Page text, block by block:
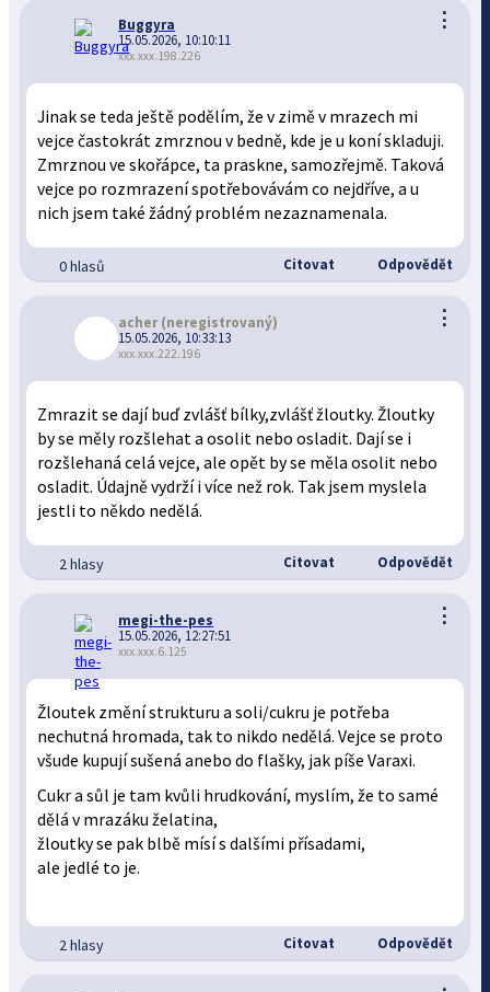
⋮
Buggyra
15.05.2026, 10:10:11
xxx.xxx.198.226
Jinak se teda ještě podělím, že v zimě v mrazech mi
vejce častokrát zmrznou v bedně, kde je u koní skladuji.
Zmrznou ve skořápce, ta praskne, samozřejmě. Taková
vejce po rozmrazení spotřebovávám co nejdříve, a u
nich jsem také žádný problém nezaznamenala.
0 hlasů Citovat Odpovědět
⋮
acher(neregistrovaný)
15.05.2026, 10:33:13
xxx.xxx.222.196
Zmrazit se dají buď zvlášť bílky,zvlášť žloutky. Žloutky
by se měly rozšlehat a osolit nebo osladit. Dají se i
rozšlehaná celá vejce, ale opět by se měla osolit nebo
osladit. Údajně vydrží i více než rok. Tak jsem myslela
jestli to někdo nedělá.
2 hlasy Citovat Odpovědět
⋮
megi-the-pes
15.05.2026, 12:27:51
xxx.xxx.6.125
Žloutek změní strukturu a soli/cukru je potřeba
nechutná hromada, tak to nikdo nedělá. Vejce se proto
všude kupují sušená anebo do flašky, jak píše Varaxi.
Cukr a sůl je tam kvůli hrudkování, myslím, že to samé
dělá v mrazáku želatina,
žloutky se pak blbě mísí s dalšími přísadami,
ale jedlé to je.
2 hlasy Citovat Odpovědět